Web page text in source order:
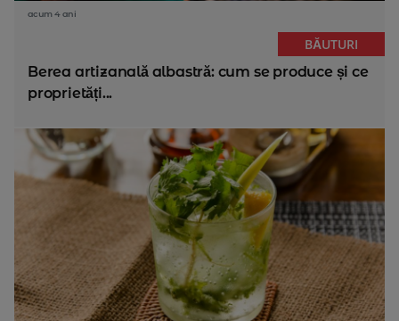
acum 4 ani
BĂUTURI
Berea artizanală albastră: cum se produce și ce
proprietăți...